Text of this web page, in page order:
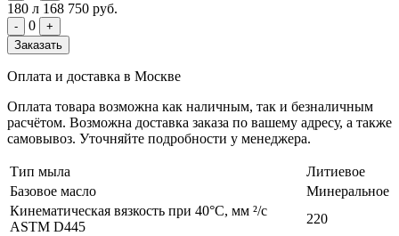
180 л 168 750 руб.
- 0
+
Заказать
Оплата и доставка в Москве
Оплата товара возможна как наличным, так и безналичным
расчётом. Возможна доставка заказа по вашему адресу, а также
самовывоз. Уточняйте подробности у менеджера.
Тип мыла
Литиевое
Базовое масло
Минеральное
Кинематическая вязкость при 40°C, мм ²/с
ASTM D445
220